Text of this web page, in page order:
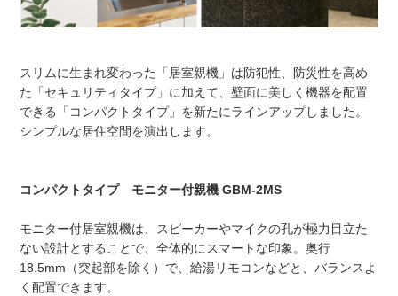
スリムに生まれ変わった「居室親機」は防犯性、防災性を高め
た「セキュリティタイプ」に加えて、壁面に美しく機器を配置
できる「コンパクトタイプ」を新たにラインアップしました。
シンプルな居住空間を演出します。
コンパクトタイプ モニター付親機 GBM-2MS
モニター付居室親機は、スピーカーやマイクの孔が極力目立た
ない設計とすることで、全体的にスマートな印象。奥行
18.5mm（突起部を除く）で、給湯リモコンなどと、バランスよ
く配置できます。